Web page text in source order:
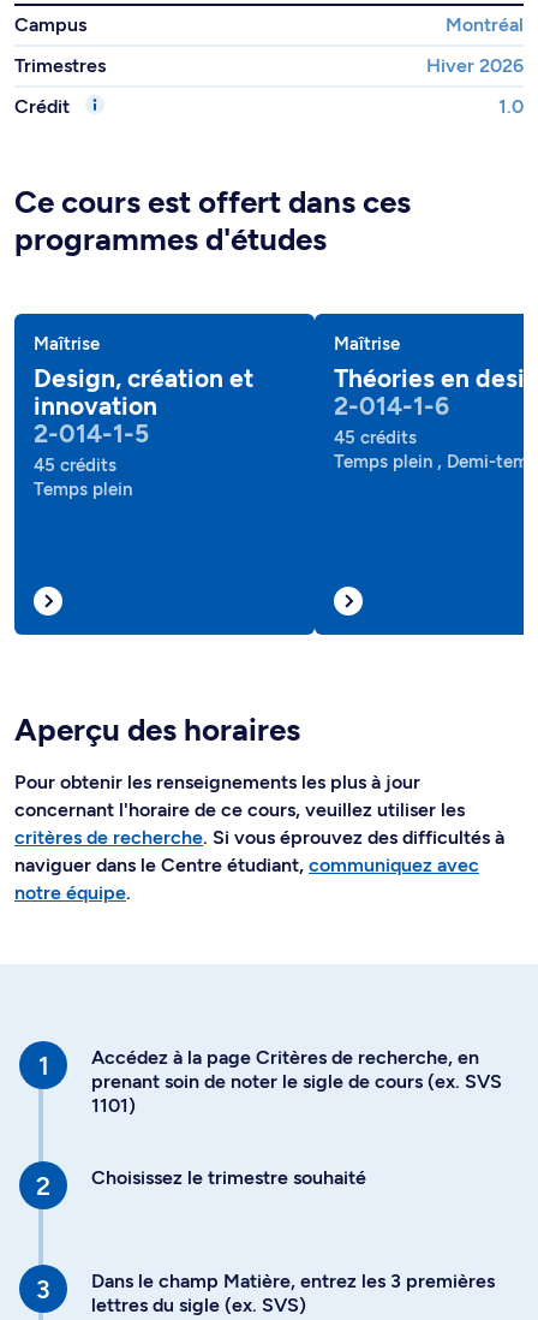
Campus
Montréal
Trimestres
Hiver 2026
Crédit
1.0
Ce cours est offert dans ces
programmes d'études
Maîtrise
Design, création et
innovation
2-014-1-5
45 crédits
Temps plein
Maîtrise
Théories en
2-014-1-6
45 crédits
Temps plein , Demi-
Aperçu des horaires
Pour obtenir les renseignements les plus à jour
concernant l'horaire de ce cours, veuillez utiliser les
critères de recherche. Si vous éprouvez des difficultés à
naviguer dans le Centre étudiant, communiquez avec
notre équipe.
Accédez à la page Critères de recherche, en
prenant soin de noter le sigle de cours (ex. SVS
1101)
Choisissez le trimestre souhaité
Dans le champ Matière, entrez les 3 premières
lettres du sigle (ex. SVS)